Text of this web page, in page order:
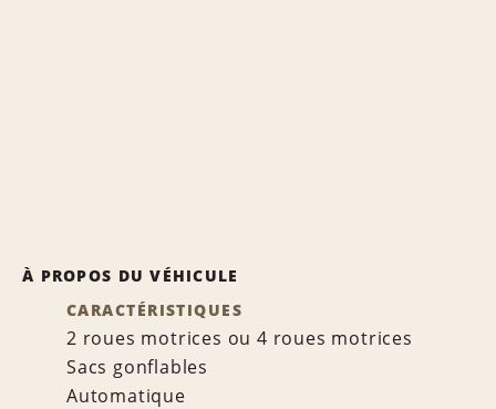
À PROPOS DU VÉHICULE
CARACTÉRISTIQUES
2 roues motrices ou 4 roues motrices
Sacs gonflables
Automatique